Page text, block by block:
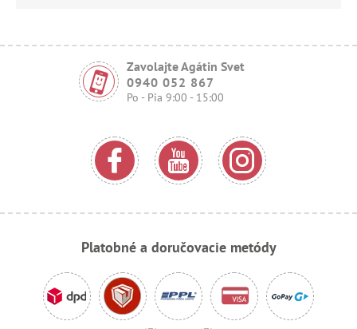
Zavolajte Agátin Svet
0940 052 867
Po - Pia 9:00 - 15:00
Platobné a doručovacie metódy